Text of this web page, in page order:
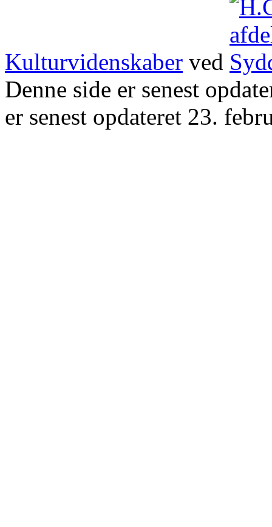
Kulturvidenskaber ved
Denne side er senest
er senest opdateret 23.